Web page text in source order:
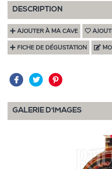
DESCRIPTION
AJOUTER À MA CAVE
FICHE DE DÉGUSTATION
GALERIE D'IMAGES